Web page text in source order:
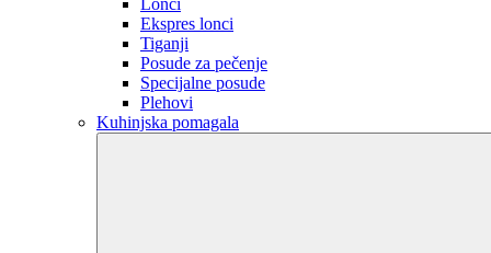
Lonci
Ekspres lonci
Tiganji
Posude za pečenje
Specijalne posude
Plehovi
Kuhinjska pomagala